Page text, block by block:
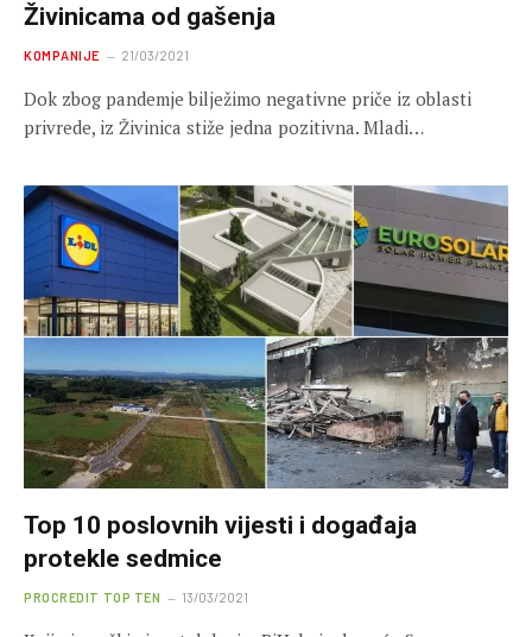
Živinicama od gašenja
KOMPANIJE 21/03/2021
Dok zbog pandemje bilježimo negativne priče iz oblasti
privrede, iz Živinica stiže jedna pozitivna. Mladi…
Top 10 poslovnih vijesti i događaja
protekle sedmice
PROCREDIT TOP TEN 13/03/2021